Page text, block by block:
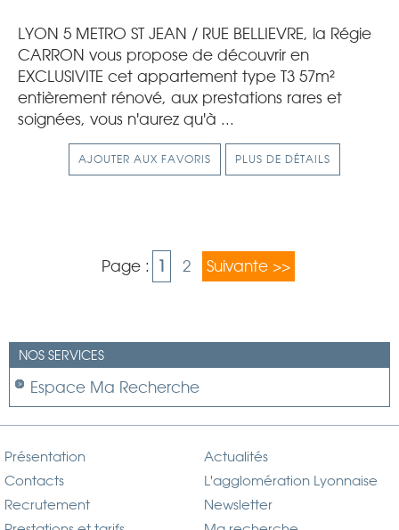
LYON 5 METRO ST JEAN / RUE BELLIEVRE, la Régie
CARRON vous propose de découvrir en
EXCLUSIVITE cet appartement type T3 57m²
entièrement rénové, aux prestations rares et
soignées, vous n'aurez qu'à ...
AJOUTER AUX FAVORIS PLUS DE DÉTAILS
Page : 1 2 Suivante >>
NOS SERVICES
Espace Ma Recherche
Présentation
Contacts
Recrutement
Actualités
L'agglomération Lyonnaise
Newsletter